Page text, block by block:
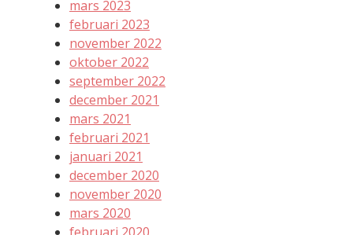
mars 2023
februari 2023
november 2022
oktober 2022
september 2022
december 2021
mars 2021
februari 2021
januari 2021
december 2020
november 2020
mars 2020